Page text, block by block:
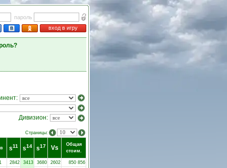
пароль
вход в игру
Дивизион:
Страницы:
s11 s14 s17 Vs
Общая
стоим.
2842 3413 3680 2602
850 856